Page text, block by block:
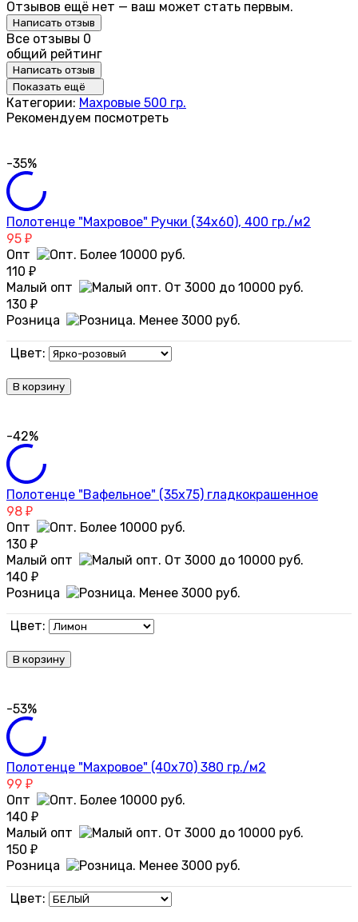
Отзывов ещё нет — ваш может стать первым.
Написать отзыв
Все отзывы 0
общий рейтинг
Написать отзыв
Показать ещё
Категории: Махровые 500 гр.
Рекомендуем посмотреть
-35%
Полотенце "Махровое" Ручки (34х60), 400 гр./м2
95 ₽
Опт
110 ₽
Малый опт
130 ₽
Розница
Цвет:
В корзину
-42%
Полотенце "Вафельное" (35х75) гладкокрашенное
98 ₽
Опт
130 ₽
Малый опт
140 ₽
Розница
Цвет:
В корзину
-53%
Полотенце "Махровое" (40х70) 380 гр./м2
99 ₽
Опт
140 ₽
Малый опт
150 ₽
Розница
Цвет: